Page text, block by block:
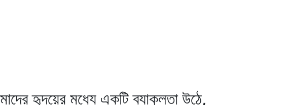
হৃদয়ের মধ্যে একটি ব্যাকুলতা উঠে,